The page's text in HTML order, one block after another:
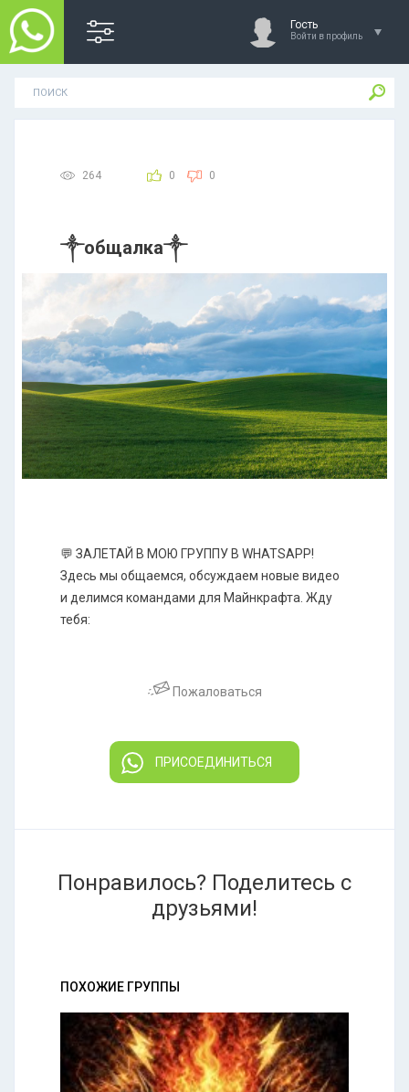
Гость
Войти в профиль
264 0 0
༒︎общалка༒︎
💬 ЗАЛЕТАЙ В МОЮ ГРУППУ В WHATSAPP!
Здесь мы общаемся, обсуждаем новые видео
и делимся командами для Майнкрафта. Жду
тебя:
Пожаловаться
ПРИСОЕДИНИТЬСЯ
Понравилось? Поделитесь с
друзьями!
ПОХОЖИЕ ГРУППЫ